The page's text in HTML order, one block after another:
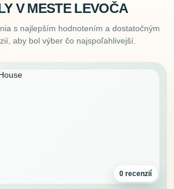
V MESTE LEVOČA
s najlepším hodnotením a dostatočným
aby bol výber čo najspoľahlivejší.
0 recenzií